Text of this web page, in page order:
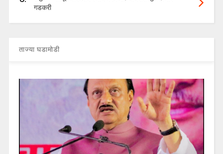
गडकरी
ताज्या घडामोडी